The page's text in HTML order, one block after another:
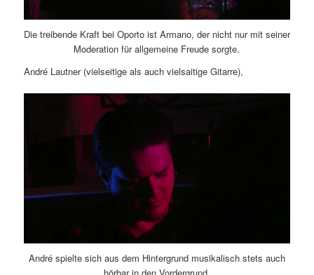
Die treibende Kraft bei Oporto ist Armano, der nicht nur mit seiner
Moderation für allgemeine Freude sorgte.
André Lautner (vielseitige als auch vielsaitige Gitarre),
André spielte sich aus dem Hintergrund musikalisch stets auch